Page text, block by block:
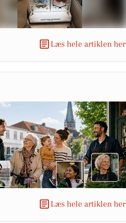
Læs hele artiklen her
Læs hele artiklen her